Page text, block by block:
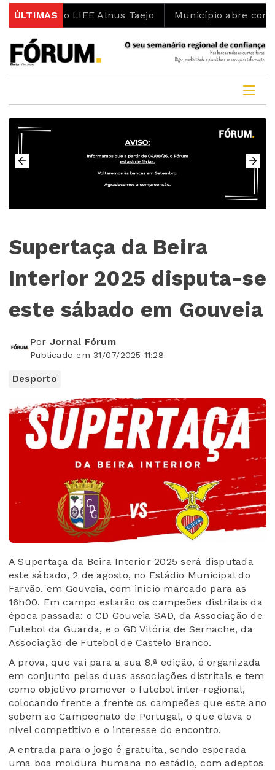
ÚLTIMAS
LIFE Alnus Taejo Município abre concurso
Supertaça da Beira
Interior 2025 disputa-se
este sábado em Gouveia
Por Jornal Fórum
Publicado em 31/07/2025 11:28
Desporto
A Supertaça da Beira Interior 2025 será disputada
este sábado, 2 de agosto, no Estádio Municipal do
Farvão, em Gouveia, com início marcado para as
16h00. Em campo estarão os campeões distritais da
época passada: o CD Gouveia SAD, da Associação de
Futebol da Guarda, e o GD Vitória de Sernache, da
Associação de Futebol de Castelo Branco.
A prova, que vai para a sua 8.ª edição, é organizada
em conjunto pelas duas associações distritais e tem
como objetivo promover o futebol inter-regional,
colocando frente a frente os campeões que este ano
sobem ao Campeonato de Portugal, o que eleva o
nível competitivo e o interesse do encontro.
A entrada para o jogo é gratuita, sendo esperada
uma boa moldura humana no estádio, com adeptos